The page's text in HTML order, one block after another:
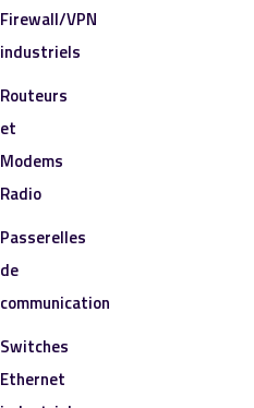
Firewall/VPN
industriels
Routeurs
et
Modems
Radio
Passerelles
de
communication
Switches
Ethernet